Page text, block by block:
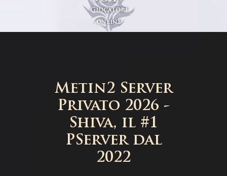
Giocatori
online
Metin2 Server
Privato 2026 -
Shiva, il #1
PServer dal
2022